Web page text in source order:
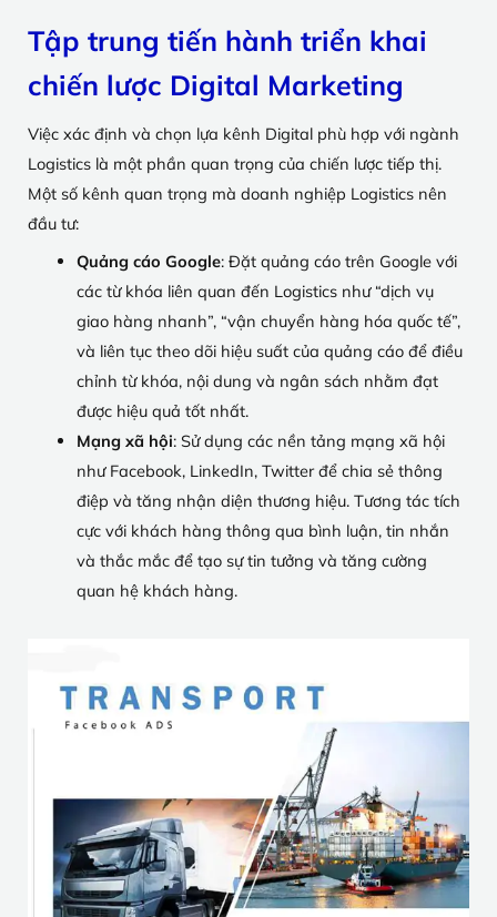
Tập trung tiến hành triển khai
chiến lược Digital Marketing
Việc xác định và chọn lựa kênh Digital phù hợp với ngành
Logistics là một phần quan trọng của chiến lược tiếp thị.
Một số kênh quan trọng mà doanh nghiệp Logistics nên
đầu tư:
Quảng cáo Google: Đặt quảng cáo trên Google với
các từ khóa liên quan đến Logistics như “dịch vụ
giao hàng nhanh”, “vận chuyển hàng hóa quốc tế”,
và liên tục theo dõi hiệu suất của quảng cáo để điều
chỉnh từ khóa, nội dung và ngân sách nhằm đạt
được hiệu quả tốt nhất.
Mạng xã hội: Sử dụng các nền tảng mạng xã hội
như Facebook, LinkedIn, Twitter để chia sẻ thông
điệp và tăng nhận diện thương hiệu. Tương tác tích
cực với khách hàng thông qua bình luận, tin nhắn
và thắc mắc để tạo sự tin tưởng và tăng cường
quan hệ khách hàng.